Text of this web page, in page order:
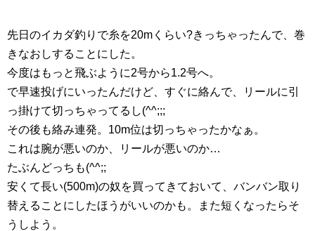
先日のイカダ釣りで糸を20mくらい?きっちゃったんで、巻
きなおしすることにした。
今度はもっと飛ぶように2号から1.2号へ。
で早速投げにいったんだけど、すぐに絡んで、リールに引
っ掛けて切っちゃってるし(^^;;;
その後も絡み連発。10m位は切っちゃったかなぁ。
これは腕が悪いのか、リールが悪いのか…
たぶんどっちも(^^;;
安くて長い(500m)の奴を買ってきておいて、バンバン取り
替えることにしたほうがいいのかも。また短くなったらそ
うしよう。